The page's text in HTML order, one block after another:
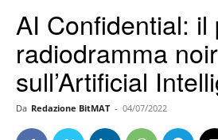
AI Confidential: il
radiodramma noir
sull’Artificial
Da Redazione BitMAT - 04/07/2022